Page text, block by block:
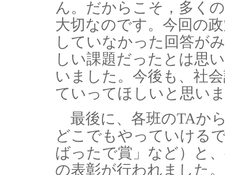
ん。だからこそ，多く
大切なのです。今回の
していなかった回答が
しい課題だったとは思
いました。今後も、社
ていってほしいと思い
最後に、各班のTAか
どこでもやっていける
ばったで賞」など）と
の表彰が行われました。